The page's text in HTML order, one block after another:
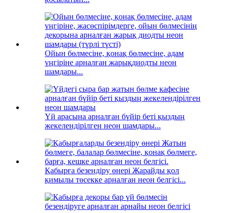
Ойын бөлмесіне, қонақ бөлмесіне, адам
үңгіріне арналған жарықдиодты неон
шамдары...
Үй арасына арналған бүйір беті қыздың
жекелендірілген неон шамдары...
Қабырға безендіру өнері Жарайды қол
қимылы төсекке арналған неон белгісі...